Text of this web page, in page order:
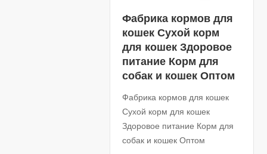
Фабрика кормов для
кошек Сухой корм
для кошек Здоровое
питание Корм ​​для
собак и кошек Оптом
Фабрика кормов для кошек
Сухой корм для кошек
Здоровое питание Корм ​​для
собак и кошек Оптом